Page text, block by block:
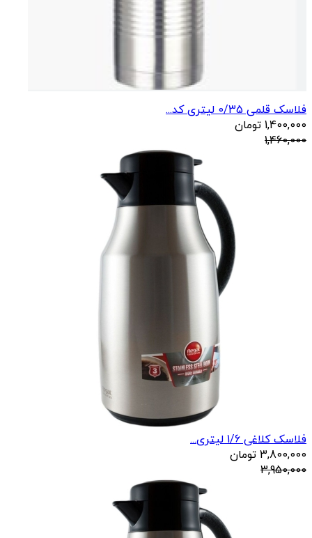
فلاسک قلمی 0/35 لیتری کد...
1,400,000 تومان
1,460,000
فلاسک کلاغی 1/6 لیتری...
3,800,000 تومان
3,950,000